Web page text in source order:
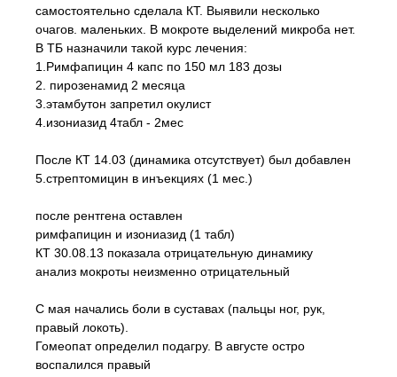
самостоятельно сделала КТ. Выявили несколько
очагов. маленьких. В мокроте выделений микроба нет.
В ТБ назначили такой курс лечения:
1.Римфапицин 4 капс по 150 мл 183 дозы
2. пирозенамид 2 месяца
3.этамбутон запретил окулист
4.изониазид 4табл - 2мес
После КТ 14.03 (динамика отсутствует) был добавлен
5.стрептомицин в инъекциях (1 мес.)
после рентгена оставлен
римфапицин и изониазид (1 табл)
КТ 30.08.13 показала отрицательную динамику
анализ мокроты неизменно отрицательный
С мая начались боли в суставах (пальцы ног, рук,
правый локоть).
Гомеопат определил подагру. В августе остро
воспалился правый